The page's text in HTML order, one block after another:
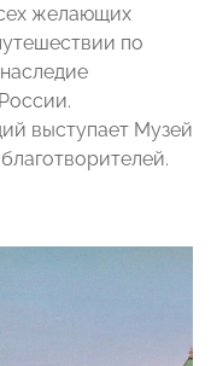
желающих
по
выступает Музей